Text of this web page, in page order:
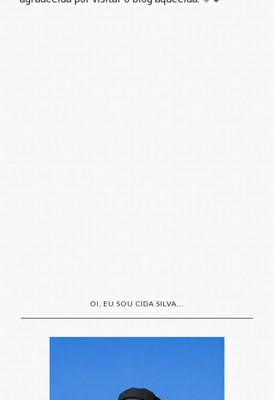
OI, EU SOU CIDA SILVA...